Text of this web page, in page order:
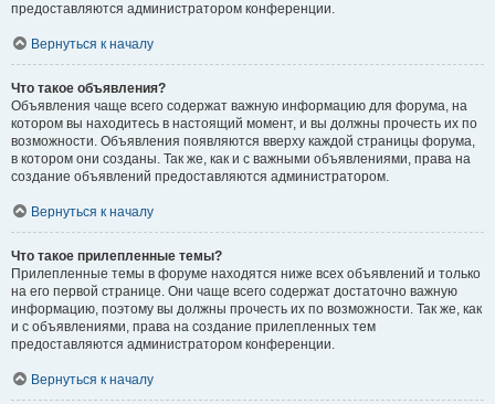
предоставляются администратором конференции.
Вернуться к началу
Что такое объявления?
Объявления чаще всего содержат важную информацию для форума, на
котором вы находитесь в настоящий момент, и вы должны прочесть их по
возможности. Объявления появляются вверху каждой страницы форума,
в котором они созданы. Так же, как и с важными объявлениями, права на
создание объявлений предоставляются администратором.
Вернуться к началу
Что такое прилепленные темы?
Прилепленные темы в форуме находятся ниже всех объявлений и только
на его первой странице. Они чаще всего содержат достаточно важную
информацию, поэтому вы должны прочесть их по возможности. Так же, как
и с объявлениями, права на создание прилепленных тем
предоставляются администратором конференции.
Вернуться к началу